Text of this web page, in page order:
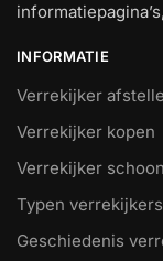
INFORMATIE
Verrekijker
Verrekijker kopen
Verrekijker
Typen verrekijkers
Geschiedenis